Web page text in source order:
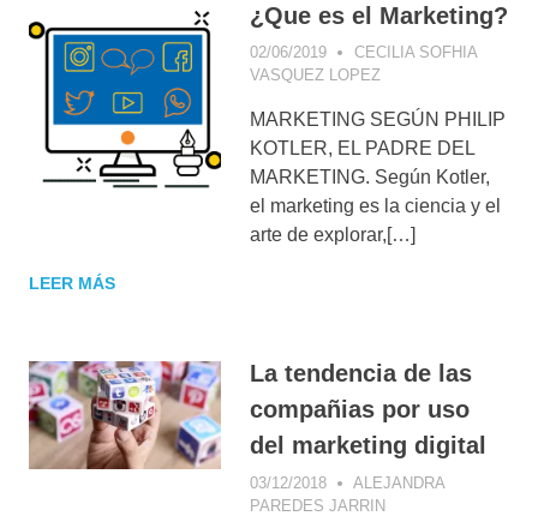
¿Que es el Marketing?
02/06/2019
CECILIA SOFHIA
VASQUEZ LOPEZ
DIGITAL ,CONSEJOS
DE MARKETING
MARKETING DE
CONTENIDOS
MARKETING SEGÚN PHILIP
KOTLER, EL PADRE DEL
MARKETING. Según Kotler,
el marketing es la ciencia y el
arte de explorar,[…]
LEER MÁS
La tendencia de las
compañias por uso
del marketing digital
03/12/2018
ALEJANDRA
PAREDES JARRIN